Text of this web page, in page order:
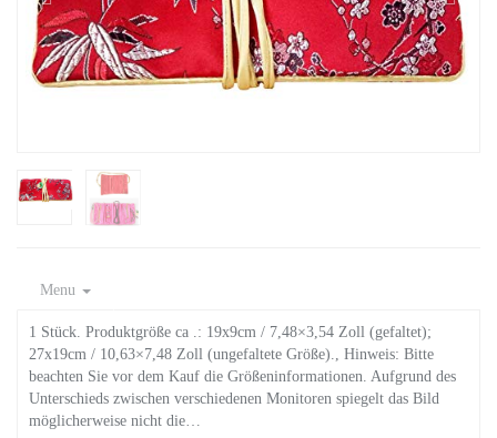
Menu
1 Stück. Produktgröße ca .: 19x9cm / 7,48×3,54 Zoll (gefaltet);
27x19cm / 10,63×7,48 Zoll (ungefaltete Größe)., Hinweis: Bitte
beachten Sie vor dem Kauf die Größeninformationen. Aufgrund des
Unterschieds zwischen verschiedenen Monitoren spiegelt das Bild
möglicherweise nicht die…